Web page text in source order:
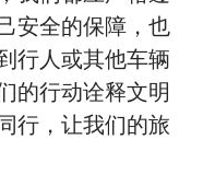
安全的保障，也
行人或其他车辆
的行动诠释文明
行，让我们的旅